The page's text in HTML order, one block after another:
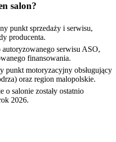
salon?
punkt sprzedaży i serwisu,
producenta.
autoryzowanego serwisu ASO,
finansowania.
punkt motoryzacyjny obsługujący
oraz region malopolskie.
o salonie zostały ostatnio
2026.